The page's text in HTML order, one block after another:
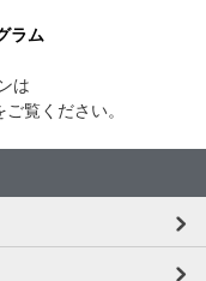
ラム
は
ご覧ください。